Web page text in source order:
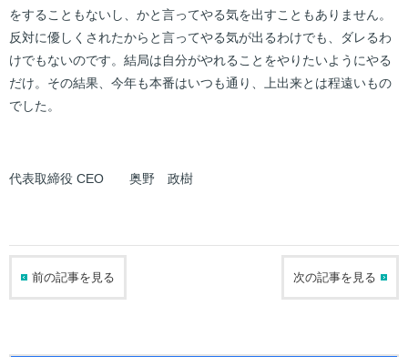
をすることもないし、かと言ってやる気を出すこともありません。
反対に優しくされたからと言ってやる気が出るわけでも、ダレるわ
けでもないのです。結局は自分がやれることをやりたいようにやる
だけ。その結果、今年も本番はいつも通り、上出来とは程遠いもの
でした。
代表取締役 CEO 奥野 政樹
前の記事を見る 次の記事を見る